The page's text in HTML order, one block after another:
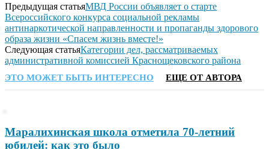
Предыдущая статьяМВД России объявляет о старте
Всероссийского конкурса социальной рекламы
антинаркотической направленности и пропаганды здорового
образа жизни «Спасем жизнь вместе!»
Следующая статьяКатегории дел, рассматриваемых
административной комиссией Краснощековского района
ЭТО МОЖЕТ БЫТЬ ИНТЕРЕСНО ЕЩЕ ОТ АВТОРА
Маралихинская школа отметила 70-летний
юбилей: как это было